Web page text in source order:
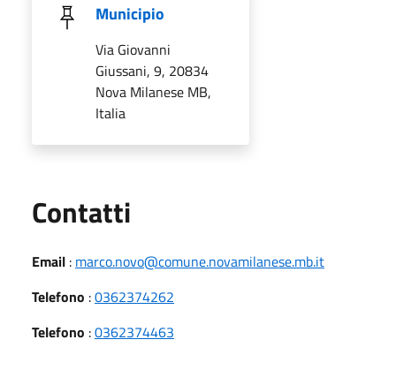
Municipio
Via Giovanni
Giussani, 9, 20834
Nova Milanese MB,
Italia
Contatti
Email : marco.novo@comune.novamilanese.mb.it
Telefono :0362374262
Telefono :0362374463